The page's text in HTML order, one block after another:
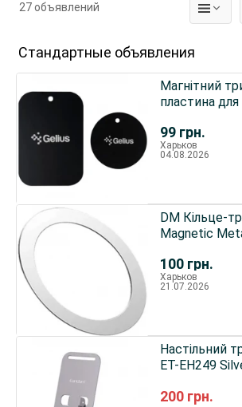
27 объявлений
Стандартные объявления
99 грн.
Магнітний
пластина для
Харьков
04.08.2026
100 грн.
DM Кільце-
Magnetic
Харьков
21.07.2026
200 грн.
Настільний
ET-EH249